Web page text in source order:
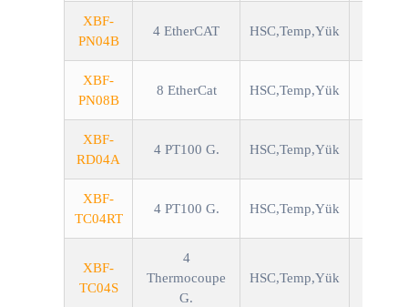
XBF-
PN04B
4 EtherCAT HSC,Temp,Yük
XBF-
PN08B
8 EtherCat HSC,Temp,Yük
XBF-
RD04A
4 PT100 G. HSC,Temp,Yük
XBF-
TC04RT
4 PT100 G. HSC,Temp,Yük
XBF-
TC04S
4
Thermocoupe
G.
HSC,Temp,Yük